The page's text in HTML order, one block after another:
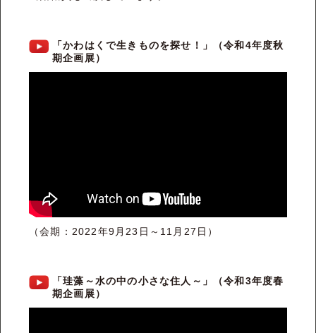
「かわはくで生きものを探せ！」（令和4年度秋
期企画展）
（会期：2022年9月23日～11月27日）
「珪藻～水の中の小さな住人～」（令和3年度春
期企画展）